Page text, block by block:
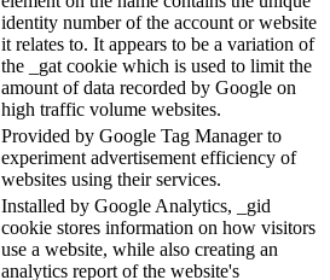
identity number of the account or website
it relates to. It appears to be a variation of
the _gat cookie which is used to limit the
amount of data recorded by Google on
high traffic volume websites.
Provided by Google Tag Manager to
experiment advertisement efficiency of
websites using their services.
Installed by Google Analytics, _gid
cookie stores information on how visitors
use a website, while also creating an
analytics report of the website's